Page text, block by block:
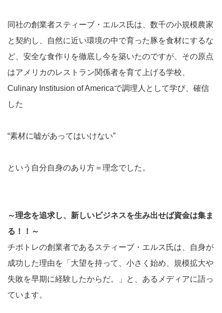
同社の創業者スティーブ・エルス氏は、数千の小規模農家
と契約し、自然に近い環境の中で育った豚を食材にするな
ど、安全な食作りを徹底し今を築いたのですが、その原点
はアメリカのレストラン関係者を育て上げる学校、
Culinary Institusion of Americaで調理人として学び、確信
した
“素材に嘘があってはいけない”
という自分自身のあり方＝理念でした。
～理念を追求し、新しいビジネスを生み出せば資金は集ま
る！！～
チポトレの創業者であるスティーブ・エルス氏は、自身が
成功した理由を「大望を持って、小さく始め、規模拡大や
失敗を早期に経験したからだ。」と、あるメディアに語っ
ています。